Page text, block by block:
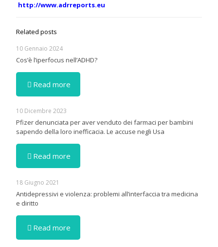
http://www.adrreports.eu
Related posts
10 Gennaio 2024
Cos’è l’iperfocus nell’ADHD?
Read more
10 Dicembre 2023
Pfizer denunciata per aver venduto dei farmaci per bambini
sapendo della loro inefficacia. Le accuse negli Usa
Read more
18 Giugno 2021
Antidepressivi e violenza: problemi all’interfaccia tra medicina
e diritto
Read more